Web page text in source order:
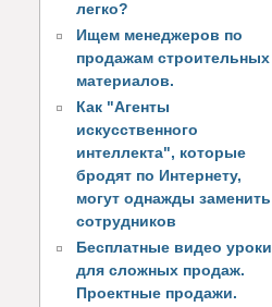
легко?
Ищем менеджеров по
продажам строительных
материалов.
Как "Агенты
искусственного
интеллекта", которые
бродят по Интернету,
могут однажды заменить
сотрудников
Бесплатные видео уроки
для сложных продаж.
Проектные продажи.